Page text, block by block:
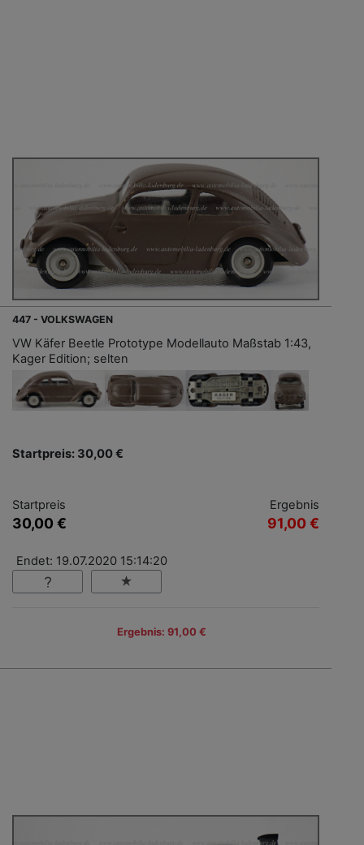
447 - VOLKSWAGEN
VW Käfer Beetle Prototype Modellauto Maßstab 1:43,
Kager Edition; selten
Startpreis: 30,00 €
Startpreis
30,00 €
Ergebnis
91,00 €
Endet: 19.07.2020 15:14:20
Ergebnis: 91,00 €